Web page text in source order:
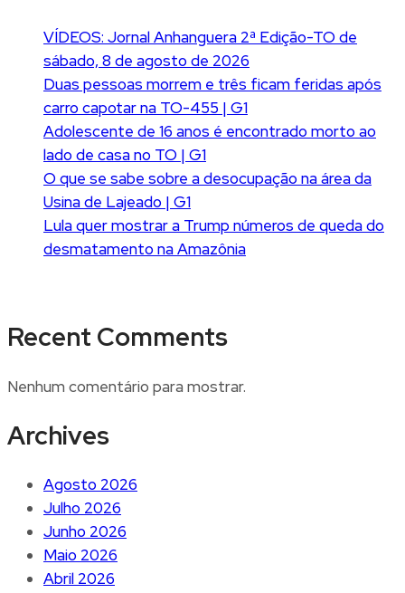
VÍDEOS: Jornal Anhanguera 2ª Edição-TO de
sábado, 8 de agosto de 2026
Duas pessoas morrem e três ficam feridas após
carro capotar na TO-455 | G1
Adolescente de 16 anos é encontrado morto ao
lado de casa no TO | G1
O que se sabe sobre a desocupação na área da
Usina de Lajeado | G1
Lula quer mostrar a Trump números de queda do
desmatamento na Amazônia
Recent Comments
Nenhum comentário para mostrar.
Archives
Agosto 2026
Julho 2026
Junho 2026
Maio 2026
Abril 2026